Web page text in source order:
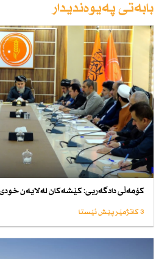
بابەتی پەیوەندیدار
كۆمەڵی دادگەریی: كێشەكان لەلایەن
3 کاتژمێر پێش ئێستا